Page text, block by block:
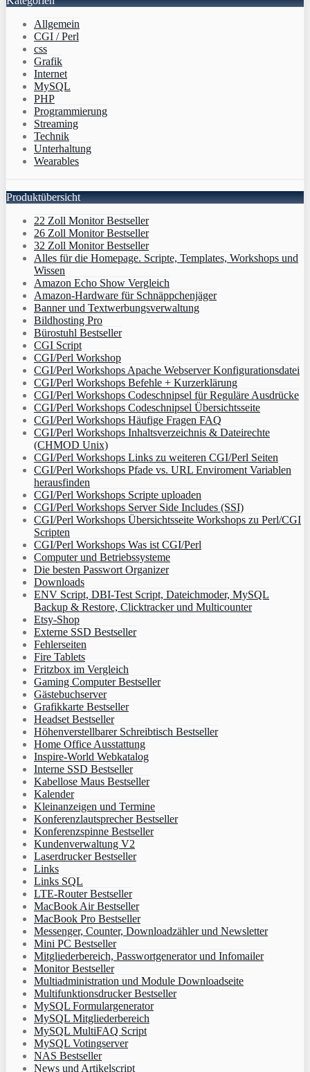
Allgemein
CGI / Perl
css
Grafik
Internet
MySQL
PHP
Programmierung
Streaming
Technik
Unterhaltung
Wearables
Produktübersicht
22 Zoll Monitor Bestseller
26 Zoll Monitor Bestseller
32 Zoll Monitor Bestseller
Alles für die Homepage. Scripte, Templates, Workshops und
Wissen
Amazon Echo Show Vergleich
Amazon-Hardware für Schnäppchenjäger
Banner und Textwerbungsverwaltung
Bildhosting Pro
Bürostuhl Bestseller
CGI Script
CGI/Perl Workshop
CGI/Perl Workshops Apache Webserver Konfigurationsdatei
CGI/Perl Workshops Befehle + Kurzerklärung
CGI/Perl Workshops Codeschnipsel für Reguläre Ausdrücke
CGI/Perl Workshops Codeschnipsel Übersichtsseite
CGI/Perl Workshops Häufige Fragen FAQ
CGI/Perl Workshops Inhaltsverzeichnis & Dateirechte
(CHMOD Unix)
CGI/Perl Workshops Links zu weiteren CGI/Perl Seiten
CGI/Perl Workshops Pfade vs. URL Enviroment Variablen
herausfinden
CGI/Perl Workshops Scripte uploaden
CGI/Perl Workshops Server Side Includes (SSI)
CGI/Perl Workshops Übersichtsseite Workshops zu Perl/CGI
Scripten
CGI/Perl Workshops Was ist CGI/Perl
Computer und Betriebssysteme
Die besten Passwort Organizer
Downloads
ENV Script, DBI-Test Script, Dateichmoder, MySQL
Backup & Restore, Clicktracker und Multicounter
Etsy-Shop
Externe SSD Bestseller
Fehlerseiten
Fire Tablets
Fritzbox im Vergleich
Gaming Computer Bestseller
Gästebuchserver
Grafikkarte Bestseller
Headset Bestseller
Höhenverstellbarer Schreibtisch Bestseller
Home Office Ausstattung
Inspire-World Webkatalog
Interne SSD Bestseller
Kabellose Maus Bestseller
Kalender
Kleinanzeigen und Termine
Konferenzlautsprecher Bestseller
Konferenzspinne Bestseller
Kundenverwaltung V2
Laserdrucker Bestseller
Links
Links SQL
LTE-Router Bestseller
MacBook Air Bestseller
MacBook Pro Bestseller
Messenger, Counter, Downloadzähler und Newsletter
Mini PC Bestseller
Mitgliederbereich, Passwortgenerator und Infomailer
Monitor Bestseller
Multiadministration und Module Downloadseite
Multifunktionsdrucker Bestseller
MySQL Formulargenerator
MySQL Mitgliederbereich
MySQL MultiFAQ Script
MySQL Votingserver
NAS Bestseller
News und Artikelscript